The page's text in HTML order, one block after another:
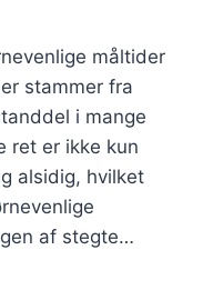
måltider
stammer fra
i mange
ret er ikke kun
alsidig, hvilket
af stegte…